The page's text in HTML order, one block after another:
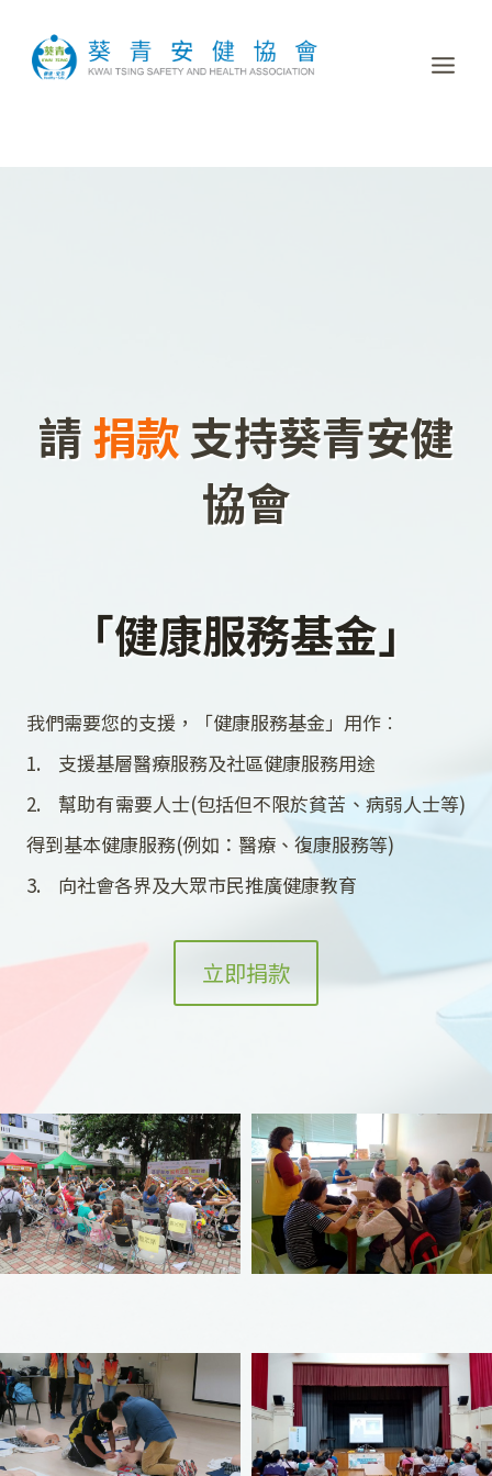
請捐款支持葵青安健
協會
「健康服務基金」
我們需要您的支援，「健康服務基金」用作︰
1. 支援基層醫療服務及社區健康服務用途
2. 幫助有需要人士(包括但不限於貧苦、病弱人士等)
得到基本健康服務(例如：醫療、復康服務等)
3. 向社會各界及大眾市民推廣健康教育
立即捐款